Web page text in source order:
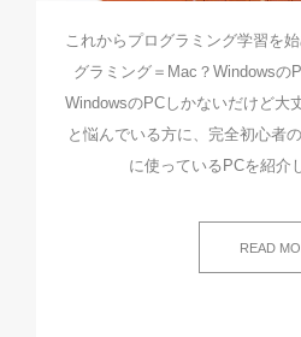
これからプログラミング学習を
グラミング＝Mac？Windowsの
WindowsのPCしかないだけど大
と悩んでいる方に、完全初心者
に使っているPCを紹介
READ